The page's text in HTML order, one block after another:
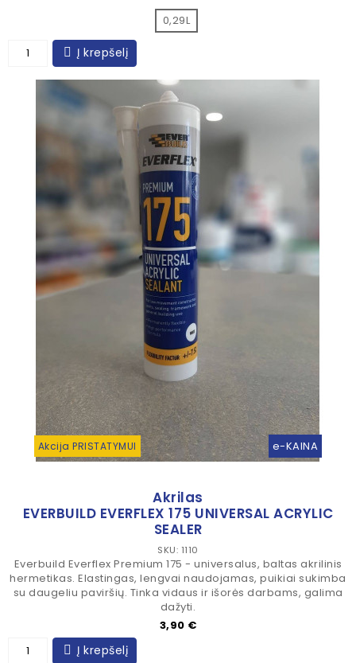
0,29L
Į krepšelį
Akcija PRISTATYMUI e-KAINA
Akrilas
EVERBUILD EVERFLEX 175 UNIVERSAL ACRYLIC
SEALER
SKU: 1110
Everbuild Everflex Premium 175 - universalus, baltas akrilinis
hermetikas. Elastingas, lengvai naudojamas, puikiai sukimba
su daugeliu paviršių. Tinka vidaus ir išorės darbams, galima
dažyti.
Kaina
3,90 €
Į krepšelį